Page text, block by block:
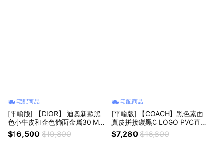
宅配商品
[平輸版] 【DIOR】 迪奧新款黑
色小牛皮和金色飾面金屬30 MO
NTAIGNE 雙環手帶 真品平輸
$16,500 $19,800
宅配商品
[平輸版] 【COACH】黑色素面
真皮拼接碳黑C LOGO PVC直式
方型飛行員斜背男包 真品平輸
$7,280 $16,800